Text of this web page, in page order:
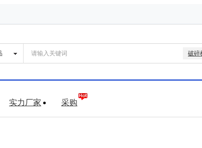
破碎
实力厂家 采购